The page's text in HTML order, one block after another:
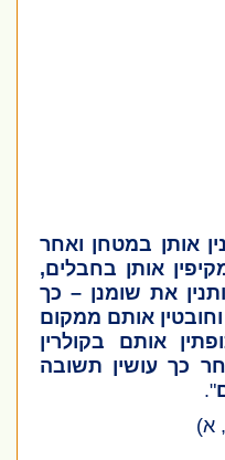
אותן במטחן ואחר
אותן בחבלים,
את שומנן – כך
אותם ממקום
אותם בקולרין
כך עושין תשובה